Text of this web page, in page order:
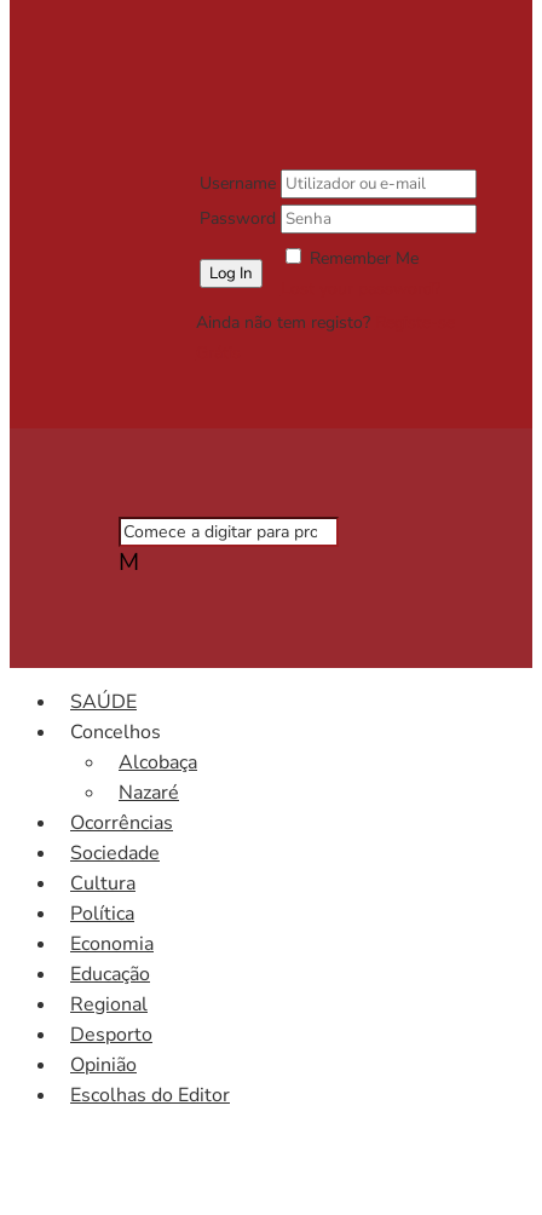
Username
Password
Remember Me
Ainda não tem registo?
M
SAÚDE
Concelhos
Alcobaça
Nazaré
Ocorrências
Sociedade
Cultura
Política
Economia
Educação
Regional
Desporto
Opinião
Escolhas do Editor